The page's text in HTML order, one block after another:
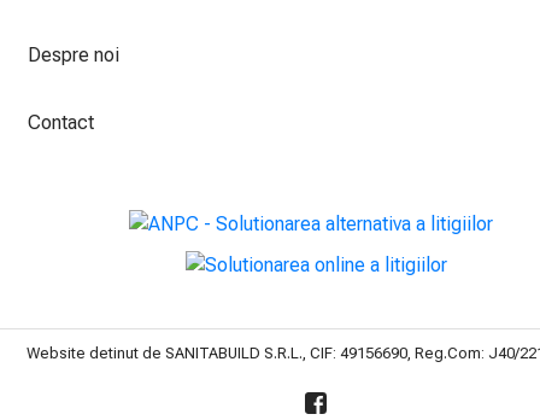
Despre noi
Contact
Website detinut de SANITABUILD S.R.L., CIF: 49156690, Reg.Com: J40/